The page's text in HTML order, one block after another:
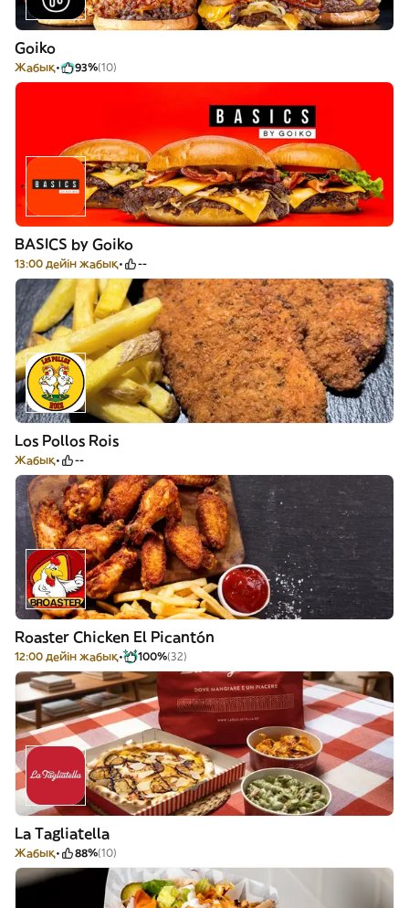
Goiko
Жабық 93%(10)
BASICS by Goiko
13:00 дейін жабық --
Los Pollos Rois
Жабық --
Roaster Chicken El Picantón
12:00 дейін жабық 100%(32)
La Tagliatella
Жабық 88%(10)